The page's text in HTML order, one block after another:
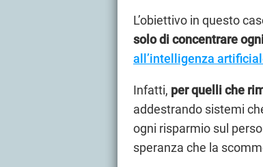
L’obiettivo in questo
solo di concentrare
all’intelligenza
Infatti, per quelli che
addestrando sistemi
ogni risparmio sul
speranza che la